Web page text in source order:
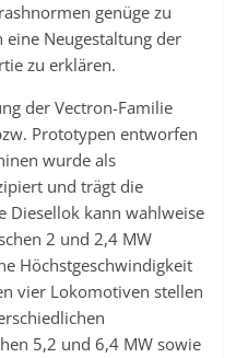
genüge zu
Neugestaltung der
zu erklären.
der Vectron-Familie
Prototypen entworfen
wurde als
und trägt die
Diesellok kann wahlweise
2 und 2,4 MW
Höchstgeschwindigkeit
vier Lokomotiven stellen
5,2 und 6,4 MW sowie